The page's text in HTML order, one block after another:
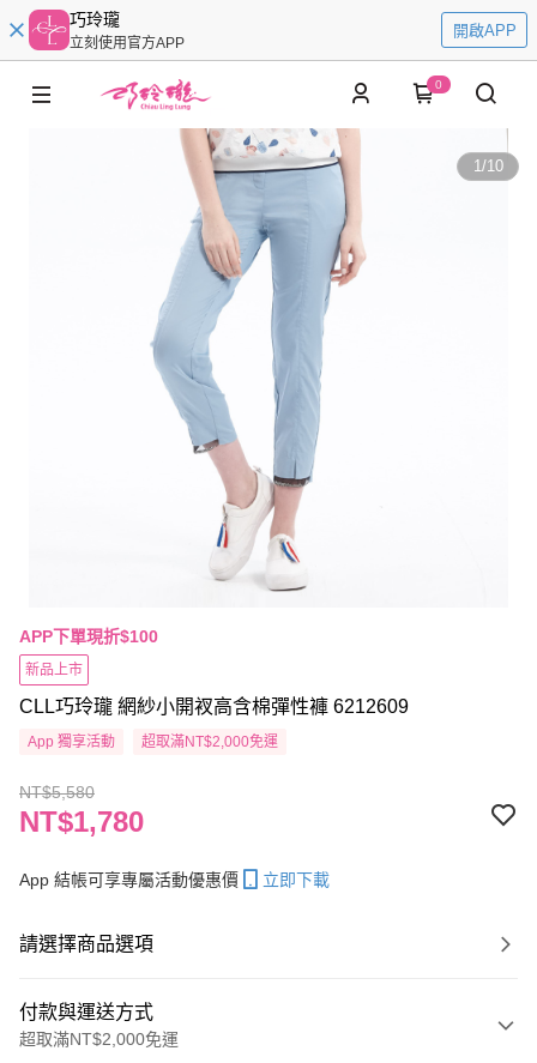
巧玲瓏
立刻使用官方APP
開啟APP
0
1/10
APP下單現折$100
新品上市
CLL巧玲瓏 網紗小開衩高含棉彈性褲 6212609
App 獨享活動 超取滿NT$2,000免運
NT$5,580
NT$1,780
App 結帳可享專屬活動優惠價 立即下載
請選擇商品選項
付款與運送方式
超取滿NT$2,000免運